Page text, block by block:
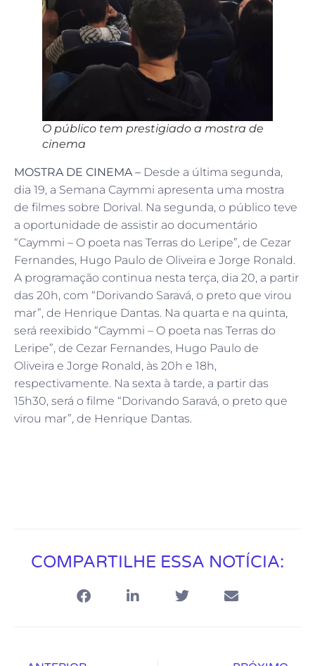
O público tem prestigiado a mostra de
cinema
MOSTRA DE CINEMA – Desde a última segunda,
dia 19, a Semana Caymmi apresenta uma mostra
de filmes sobre Dorival. Na segunda, o público teve
a oportunidade de assistir ao documentário
“Caymmi – O poeta nas Terras do Leripe”, de Cezar
Fernandes, Hugo Paulo de Oliveira e Jorge Ronald.
A programação continua nesta terça, dia 20, a partir
das 20h, com “Dorivando Saravá, o preto que virou
mar”, de Henrique Dantas. Na quarta e na quinta,
será reexibido “Caymmi – O poeta nas Terras do
Leripe”, de Cezar Fernandes, Hugo Paulo de
Oliveira e Jorge Ronald, às 20h e 18h,
respectivamente. Na sexta à tarde, a partir das
15h30, será o filme “Dorivando Saravá, o preto que
virou mar”, de Henrique Dantas.
COMPARTILHE ESSA NOTÍCIA: